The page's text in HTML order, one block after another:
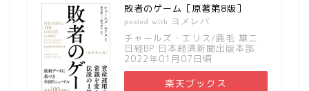
敗者のゲーム［原著第8版］
posted with ヨメレバ
チャールズ・エリス/鹿毛 雄二
日経BP 日本経済新聞出版本部
2022年01月07日頃
楽天ブックス